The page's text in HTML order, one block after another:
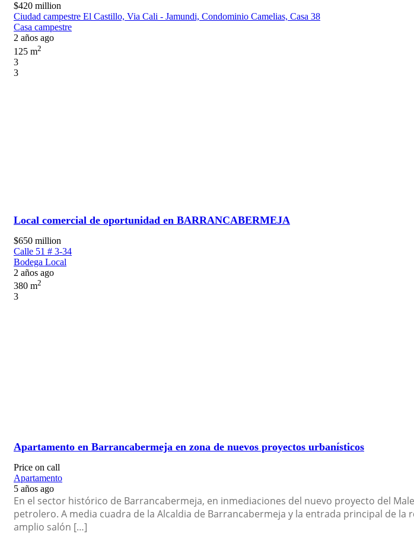
$420 million
Ciudad campestre El Castillo, Via Cali - Jamundi, Condominio Camelias, Casa 38
Casa campestre
2 años ago
125 m2
3
3
Local comercial de oportunidad en BARRANCABERMEJA
$650 million
Calle 51 # 3-34
Bodega Local
2 años ago
380 m2
3
Apartamento en Barrancabermeja en zona de nuevos proyectos urbanísticos
Price on call
Apartamento
5 años ago
En el sector histórico de Barrancabermeja, en inmediaciones del nuevo proyecto del
petrolero. A media cuadra de la Alcaldia de Barrancabermeja y la entrada principal de
amplio salón […]